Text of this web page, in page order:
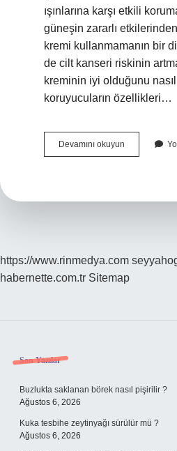
ışınlarına karşı etkili
güneşin zararlı
kremi kullanmamanın bir
de cilt kanseri riskinin
kreminin iyi olduğunu
koruyucuların özellikleri…
Devamını okuyun
Iyi
https://www.rinmedya.com
habernette.com.tr Sitemap
Sidebar
Son Yazılar
Buzlukta saklanan börek nasıl pişirilir ?
Ağustos 6, 2026
Kuka tesbihe zeytinyağı sürülür mü ?
Ağustos 6, 2026